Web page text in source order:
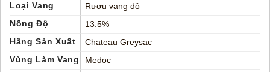
Loại Vang
Rượu vang đỏ
Nồng Độ
13.5%
Hãng Sản Xuất
Chateau Greysac
Vùng Làm Vang
Medoc